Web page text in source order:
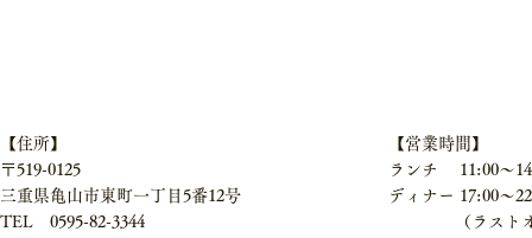
【住所】
〒519-0125
三重県亀山市東町一丁目5番12号
TEL 0595-82-3344
【営業時間】
ランチ 11:00～
ディナー 17:00～
（ラストオー